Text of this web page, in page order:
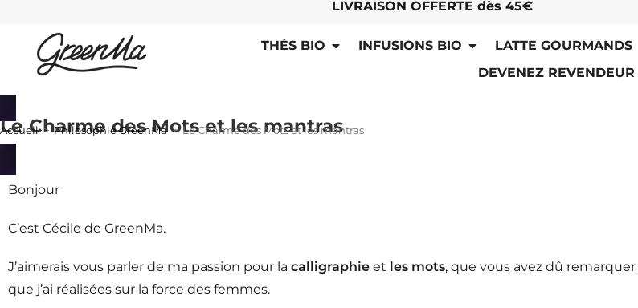
LIVRAISON OFFERTE dès 45€
THÉS BIO INFUSIONS BIO LATTE GOURMANDS
DEVENEZ REVENDEUR
Le Charme des Mots et les mantras
Accueil > Philosophie GreenMa > Le Charme des Mots et les mantras
Bonjour
C’est Cécile de GreenMa.
J’aimerais vous parler de ma passion pour la calligraphie et les mots, que vous avez dû remarquer
que j’ai réalisées sur la force des femmes.